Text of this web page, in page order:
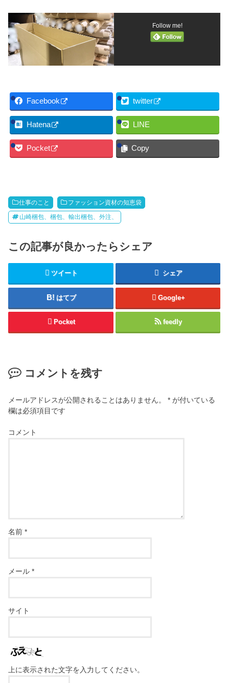
Follow me!
Facebook twitter
Hatena LINE
Pocket Copy
仕事のこと ファッション資材の知恵袋
山崎梱包、梱包、輸出梱包、外注、
この記事が良かったらシェア
ツイート シェア
はてブ Google+
Pocket feedly
コメントを残す
メールアドレスが公開されることはありません。 * が付いている
欄は必須項目です
コメント
名前*
メール*
サイト
上に表示された文字を入力してください。